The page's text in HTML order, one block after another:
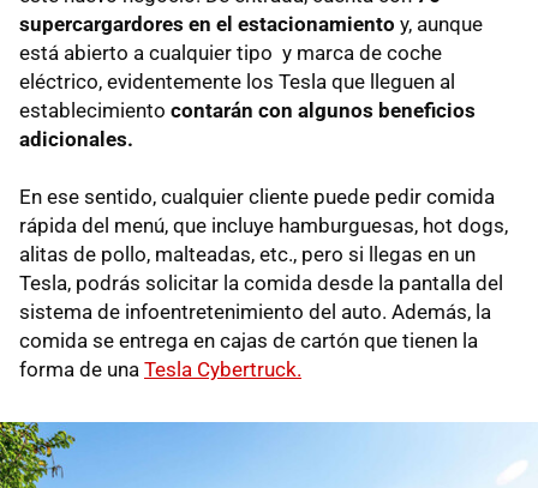
supercargardores en el estacionamiento y, aunque
está abierto a cualquier tipo y marca de coche
eléctrico, evidentemente los Tesla que lleguen al
establecimiento contarán con algunos beneficios
adicionales.
En ese sentido, cualquier cliente puede pedir comida
rápida del menú, que incluye hamburguesas, hot dogs,
alitas de pollo, malteadas, etc., pero si llegas en un
Tesla, podrás solicitar la comida desde la pantalla del
sistema de infoentretenimiento del auto. Además, la
comida se entrega en cajas de cartón que tienen la
forma de una Tesla Cybertruck.